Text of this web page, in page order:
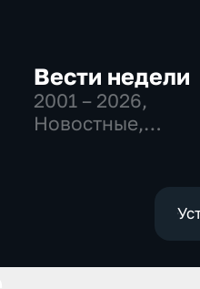
Вести недели
2001 – 2026,
Новостные,